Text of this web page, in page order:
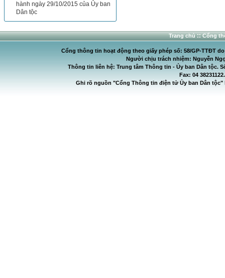
hành ngày 29/10/2015 của Ủy ban
Dân tộc
Trang chủ:: Cổng
Cổng thông tin hoạt động theo giấy phép số: 58/GP-TTĐT
Người chịu trách nhiệm: Nguyễn
Thông tin liên hệ: Trung tâm Thông tin - Ủy ban Dân tộc.
Fax: 04
Ghi rõ nguồn "Cổng Thông tin điện tử Ủy ban Dân